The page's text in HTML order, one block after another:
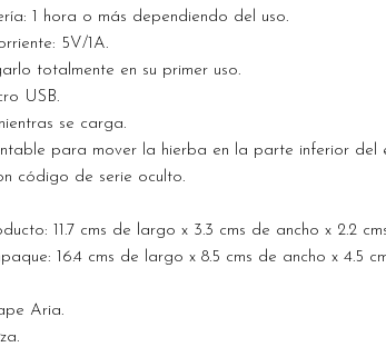
1 hora o más dependiendo del uso.
5V/1A.
totalmente en su primer uso.
USB.
se carga.
para mover la hierba en la parte inferior del
código de serie oculto.
11.7 cms de largo x 3.3 cms de ancho x 2.2
16.4 cms de largo x 8.5 cms de ancho x 4.5
Aria.